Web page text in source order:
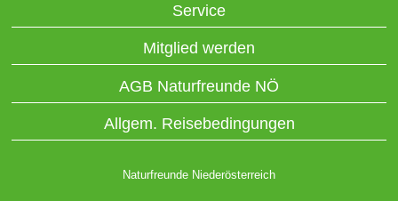
Service
Mitglied werden
AGB Naturfreunde NÖ
Allgem. Reisebedingungen
Naturfreunde Niederösterreich